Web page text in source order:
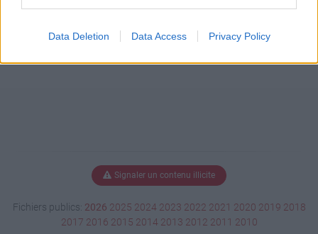
Data Deletion Data Access Privacy Policy
Signaler un contenu illicite
Fichiers publics: 2026 2025 2024 2023 2022 2021 2020 2019 2018
2017 2016 2015 2014 2013 2012 2011 2010